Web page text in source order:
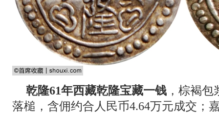
乾隆61年西藏乾隆宝藏一钱 ，棕褐
落槌，含佣约合人民币4.64万元成交；